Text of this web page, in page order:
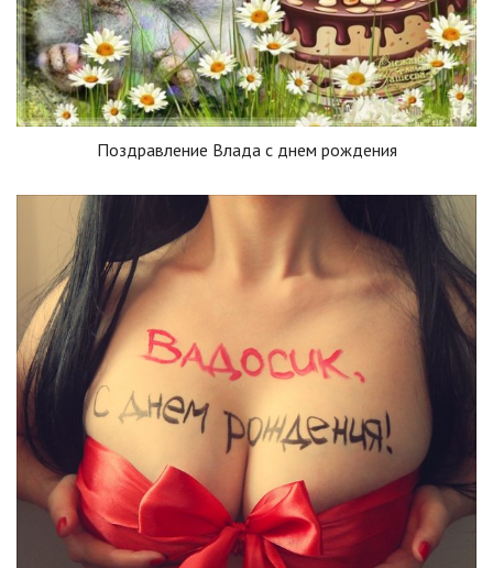
Поздравление Влада с днем рождения